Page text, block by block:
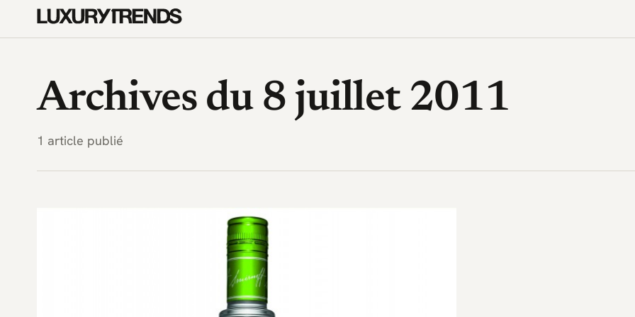
Archives du 8 juillet 2011
1 article publié